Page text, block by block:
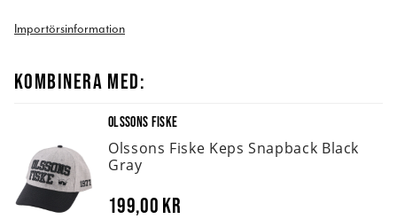
Importörsinformation
KOMBINERA MED:
OLSSONS FISKE
Olssons Fiske Keps Snapback Black
Gray
199,00 kr